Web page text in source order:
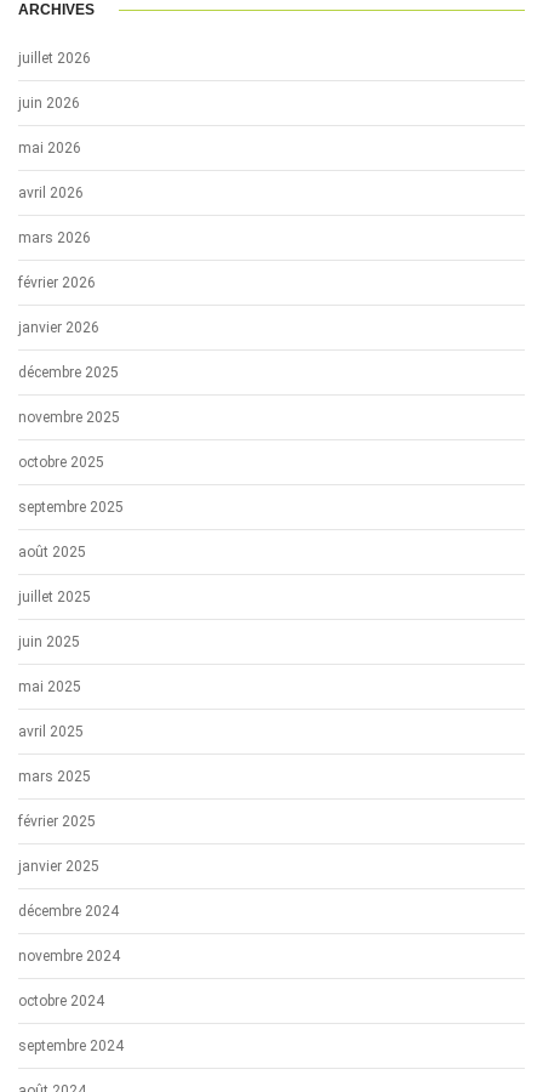
ARCHIVES
juillet 2026
juin 2026
mai 2026
avril 2026
mars 2026
février 2026
janvier 2026
décembre 2025
novembre 2025
octobre 2025
septembre 2025
août 2025
juillet 2025
juin 2025
mai 2025
avril 2025
mars 2025
février 2025
janvier 2025
décembre 2024
novembre 2024
octobre 2024
septembre 2024